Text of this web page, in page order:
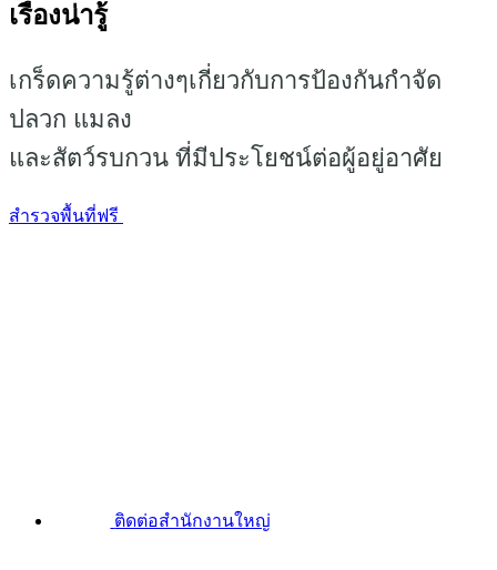
เรื่องน่ารู้
เกร็ดความรู้ต่างๆเกี่ยวกับการป้องกันกำจัด
ปลวก แมลง
และสัตว์รบกวน ที่มีประโยชน์ต่อผู้อยู่อาศัย
สำรวจพื้นที่ฟรี
ติดต่อสำนักงานใหญ่